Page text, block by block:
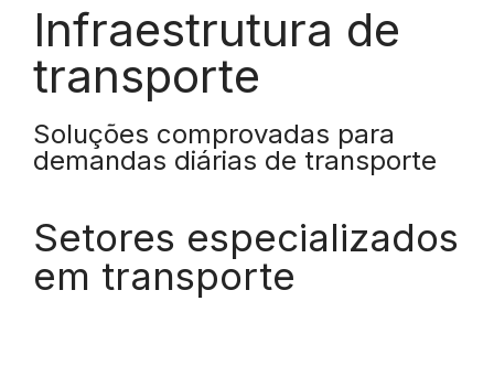
Infraestrutura de
transporte
Soluções comprovadas para
demandas diárias de transporte
Setores especializados
em transporte